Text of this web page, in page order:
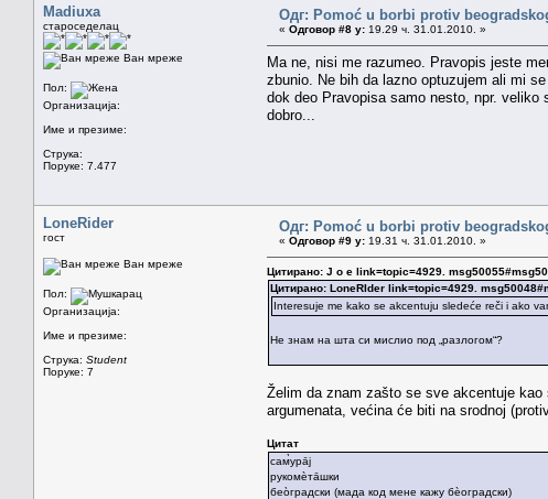
Madiuxa
староседелац
Ван мреже
Пол:
Организација:
Име и презиме:
Струка:
Поруке: 7.477
Одг: Pomoć u borbi protiv
« Одговор #8 у: 19.29 ч. 31.01.2010. »
Ma ne, nisi me razumeo. Pravopis jeste
zbunio. Ne bih da lazno optuzujem ali mi
dok deo Pravopisa samo nesto, npr.
dobro...
LoneRider
гост
Ван мреже
Пол:
Организација:
Име и презиме:
Струка: Student
Поруке: 7
Одг: Pomoć u borbi protiv
« Одговор #9 у: 19.31 ч. 31.01.2010. »
Цитирано: J o e link=topic=4929.
Цитирано: LoneRIder link=topic=4929.
Interesuje me kako se akcentuju sledeće reči i ako
Не знам на шта си мислио под „разлогом“?
Želim da znam zašto se sve akcentuje
argumenata, većina će biti na srodnoj
Цитат
сам̀ура̄ј
рукомѐта̄шки
бео̀градски (мада код мене кажу бѐоградски)